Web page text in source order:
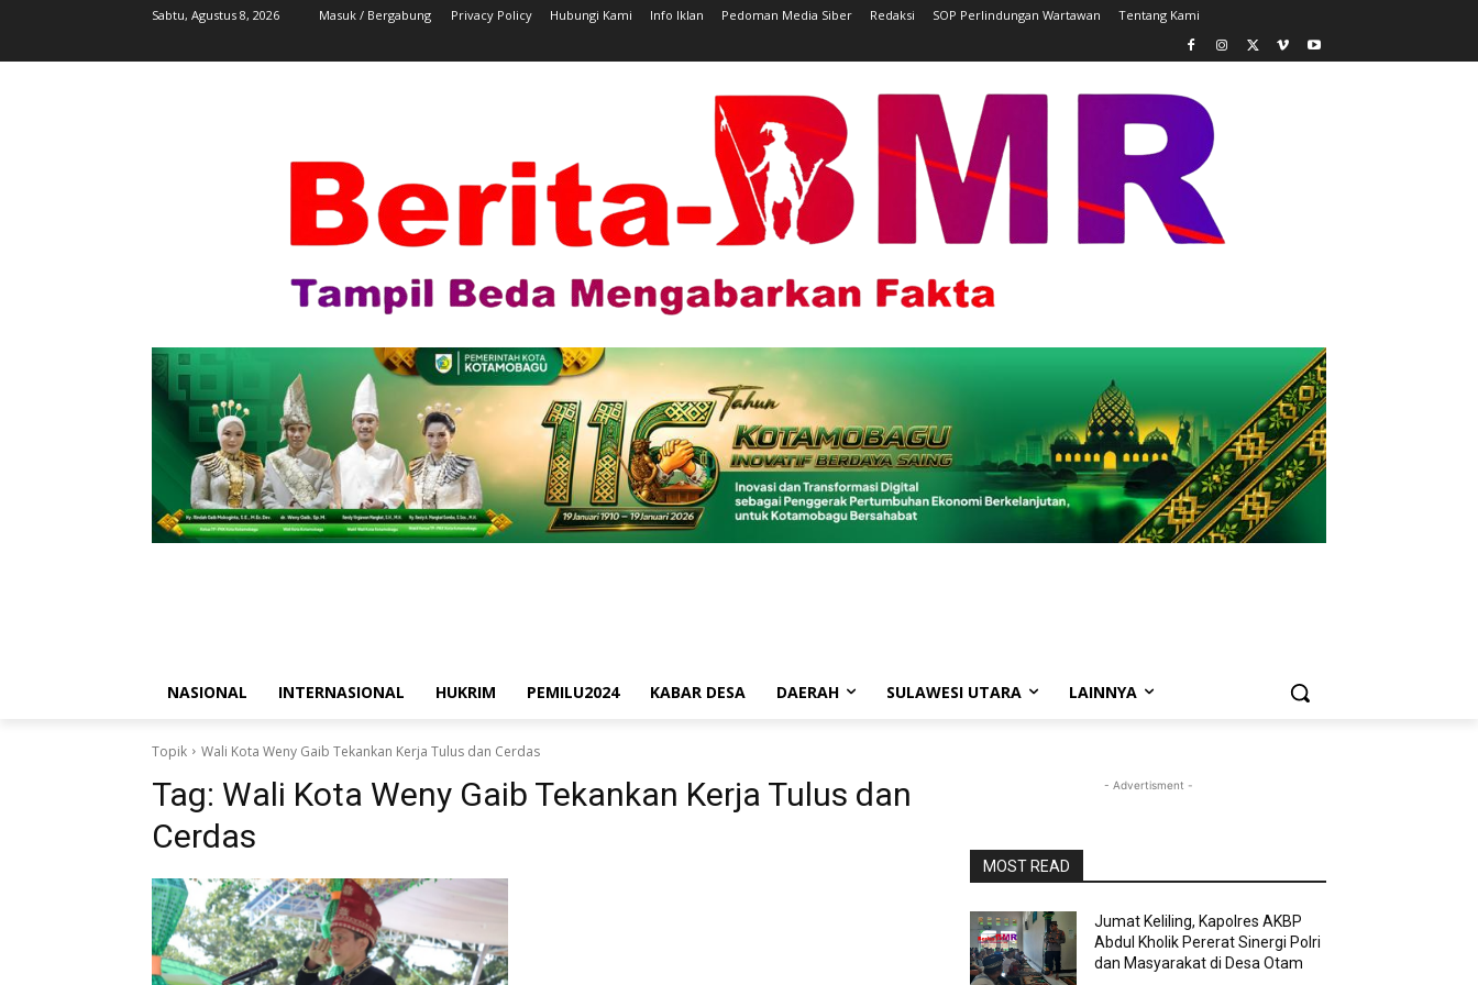
Sabtu, Agustus 8, 2026 Masuk / Bergabung Privacy Policy Hubungi Kami Info Iklan Pedoman Media Siber Redaksi SOP Perlindungan Wartawan Tentang Kami
NASIONAL INTERNASIONAL HUKRIM PEMILU2024 KABAR DESA DAERAH SULAWESI UTARA LAINNYA
Topik Wali Kota Weny Gaib Tekankan Kerja Tulus dan Cerdas
Tag: Wali Kota Weny Gaib Tekankan Kerja Tulus dan
Cerdas
- Advertisment -
MOST READ
Jumat Keliling, Kapolres AKBP
Abdul Kholik Pererat Sinergi Polri
dan Masyarakat di Desa Otam